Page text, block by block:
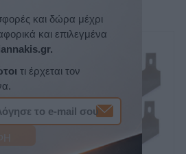
και δώρα μέχρι
και επιλεγμένα
τι έρχεται τον